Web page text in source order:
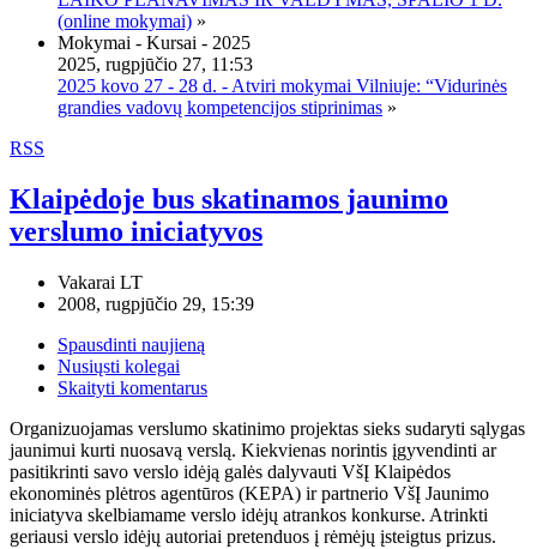
(online mokymai) »
Mokymai - Kursai - 2025
2025, rugpjūčio 27, 11:53
2025 kovo 27 - 28 d. - Atviri mokymai Vilniuje: “Vidurinės
grandies vadovų kompetencijos stiprinimas »
RSS
Klaipėdoje bus skatinamos jaunimo
verslumo iniciatyvos
Vakarai LT
2008, rugpjūčio 29, 15:39
Spausdinti naujieną
Nusiųsti kolegai
Skaityti komentarus
Organizuojamas verslumo skatinimo projektas sieks sudaryti sąlygas
jaunimui kurti nuosavą verslą. Kiekvienas norintis įgyvendinti ar
pasitikrinti savo verslo idėją galės dalyvauti VšĮ Klaipėdos
ekonominės plėtros agentūros (KEPA) ir partnerio VšĮ Jaunimo
iniciatyva skelbiamame verslo idėjų atrankos konkurse. Atrinkti
geriausi verslo idėjų autoriai pretenduos į rėmėjų įsteigtus prizus.